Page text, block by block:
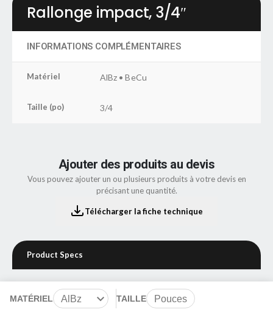
Rallonge impact, 3/4″
INFORMATIONS COMPLÉMENTAIRES
Matériel AlBz • BeCu
Taille (po) 3/4
Ajouter des produits au devis
Vous pouvez ajouter un ou plusieurs produits à votre devis en
précisant une quantité.
Télécharger la fiche technique
Product Specs
MATÉRIEL
AlBz
TAILLE Pouces